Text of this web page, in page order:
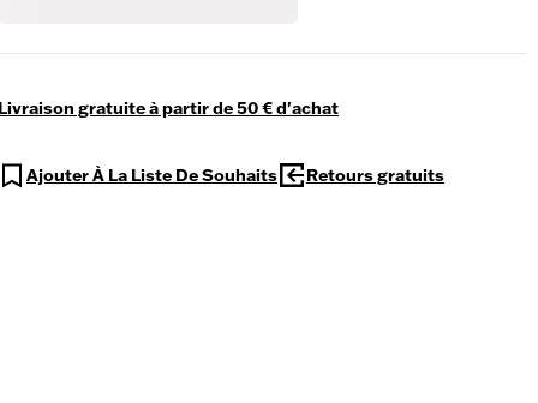
Livraison gratuite à partir de 50 € d'achat
Ajouter À La Liste De Souhaits Retours gratuits